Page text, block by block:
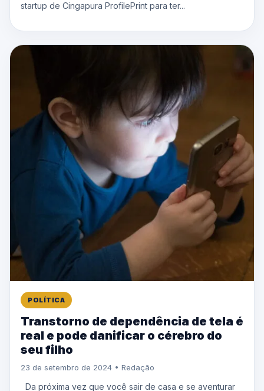
startup de Cingapura ProfilePrint para ter...
POLÍTICA
Transtorno de dependência de tela é
real e pode danificar o cérebro do
seu filho
23 de setembro de 2024 • Redação
Da próxima vez que você sair de casa e se aventurar